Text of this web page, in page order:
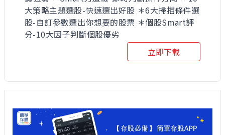
大策略主題選股-快速選出好股 ＊6大掃描條件選
股-自訂參數選出你想要的股票 ＊個股Smart評
分-10大因子判斷個股優劣
立即下載